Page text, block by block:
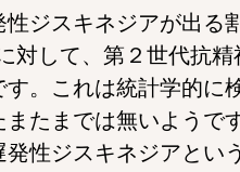
ジスキネジアが出る
対して、第２世代抗精
。これは統計学的に
たまでは無いようで
性ジスキネジアとい